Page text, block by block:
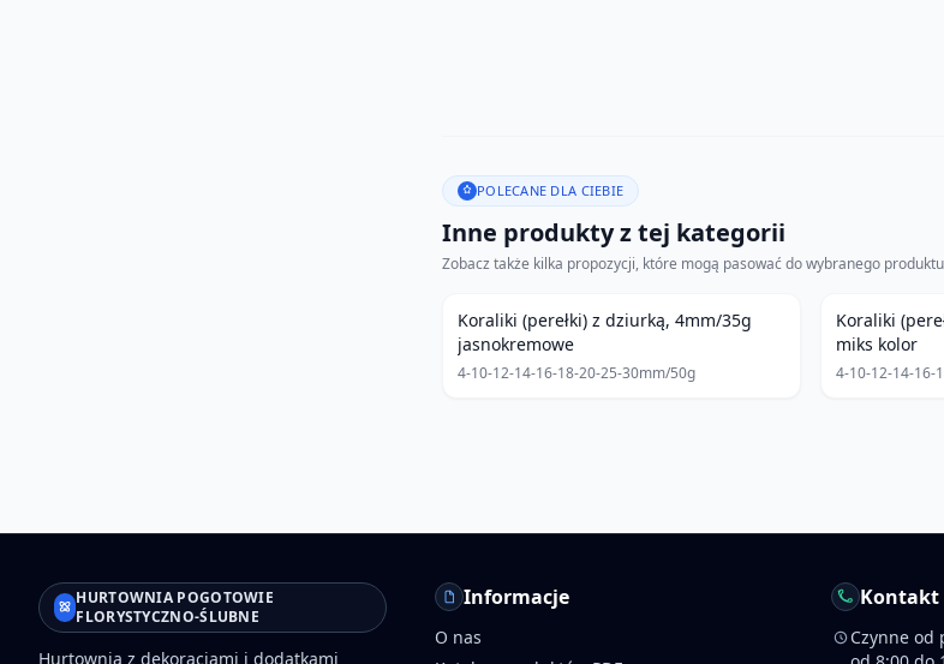
POLECANE DLA CIEBIE
Inne produkty z tej kategorii
Zobacz także kilka propozycji, które mogą pasować do wybranego
Koraliki (perełki) z dziurką, 4mm/35g
jasnokremowe
4-10-12-14-16-18-20-25-30mm/50g
Koraliki
miks kolor
4-10-12-14-16-
HURTOWNIA POGOTOWIE
FLORYSTYCZNO-ŚLUBNE
Hurtownia z dekoracjami i dodatkami
Informacje
O nas
Kontakt
Czynne od